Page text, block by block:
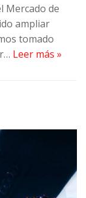
Mercado de
ampliar
tomado
Leer más »